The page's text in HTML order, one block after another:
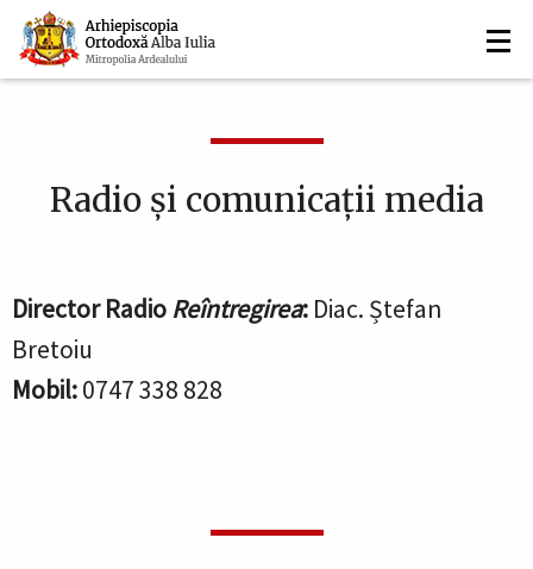
Mergi
la
conţinutul
Navigare
principală
Radio și comunicații media
Director Radio Reîntregirea: Diac. Ștefan
Bretoiu
Mobil:0747 338 828